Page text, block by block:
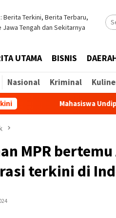
UTAMA BISNIS
Nasional Kriminal
Mahasiswa Undip
MPR
terkini di